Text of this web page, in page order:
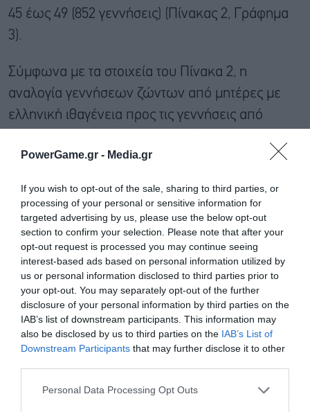
PowerGame.gr - Media.gr
If you wish to opt-out of the sale, sharing to third parties, or
processing of your personal or sensitive information for
targeted advertising by us, please use the below opt-out
section to confirm your selection. Please note that after your
opt-out request is processed you may continue seeing
interest-based ads based on personal information utilized by
us or personal information disclosed to third parties prior to
your opt-out. You may separately opt-out of the further
disclosure of your personal information by third parties on the
IAB’s list of downstream participants. This information may
also be disclosed by us to third parties on the IAB’s List of
Downstream Participants that may further disclose it to other
Personal Data Processing Opt Outs
45 έως 49 (852 γεννήσεις) (Πίνακας 2, Γράφημα
3).
Σύμφωνα με τα στοιχεία του Πίνακα 2, η
αναλογία γεννήσεων ζώντων από μητέρες με
ελληνική ιθαγένεια προς τις γεννήσεις από
1 το 2025, έναντι 6,7 προς 1 το 2015 και 5,1 προς 1
Εγγραφή στο
newsletter